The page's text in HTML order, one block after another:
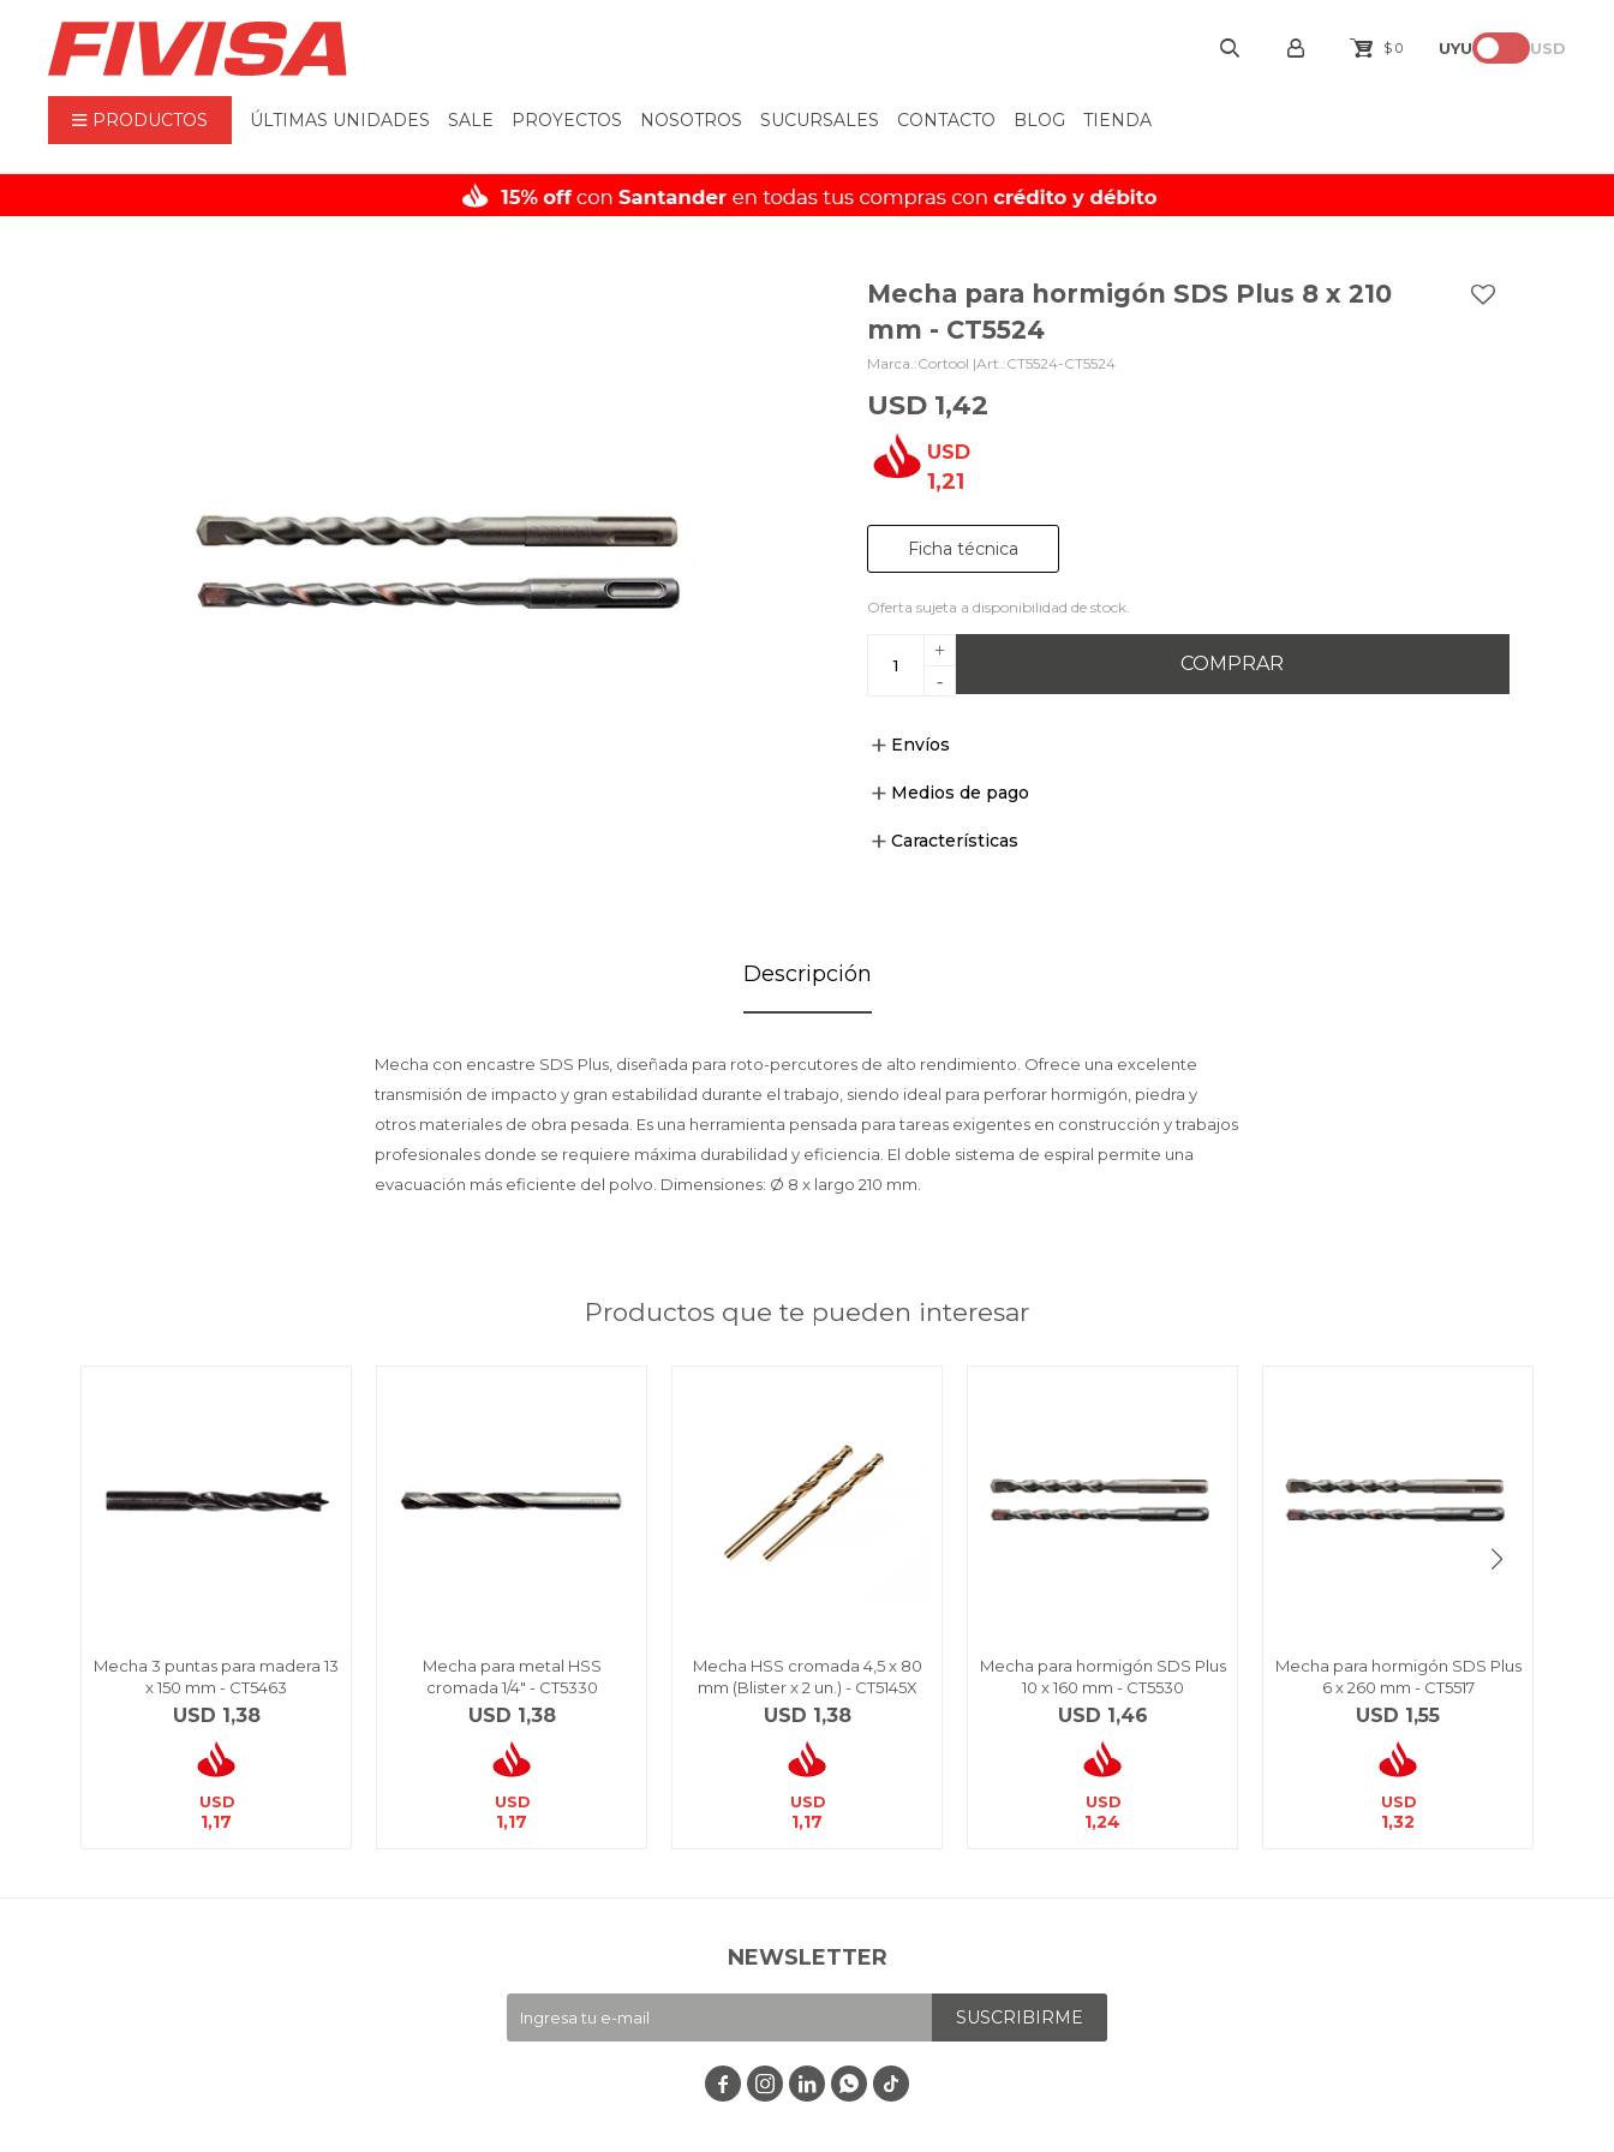
PRODUCTOS ÚLTIMAS UNIDADES SALE PROYECTOS NOSOTROS SUCURSALES CONTACTO BLOG TIENDA
$ 0 UYU USD
Mecha para hormigón SDS Plus 8 x 210
mm - CT5524
Cortool | CT5524-CT5524
USD 1,42
USD
1,21
Ficha técnica
Oferta sujeta a disponibilidad de stock.
+
-
COMPRAR
Envíos
Medios de pago
Características
Descripción
Mecha con encastre SDS Plus, diseñada para roto-percutores de alto rendimiento. Ofrece una excelente
transmisión de impacto y gran estabilidad durante el trabajo, siendo ideal para perforar hormigón, piedra y
otros materiales de obra pesada. Es una herramienta pensada para tareas exigentes en construcción y trabajos
profesionales donde se requiere máxima durabilidad y eficiencia. El doble sistema de espiral permite una
evacuación más eficiente del polvo. Dimensiones: Ø 8 x largo 210 mm.
Productos que te pueden interesar
Mecha 3 puntas para madera 13
x 150 mm - CT5463
USD 1,38
USD
1,17
Mecha para metal HSS
cromada 1/4" - CT5330
USD 1,38
USD
1,17
Mecha HSS cromada 4,5 x 80
mm (Blister x 2 un.) - CT5145X
USD 1,38
USD
1,17
Mecha para hormigón SDS Plus
10 x 160 mm - CT5530
USD 1,46
USD
1,24
Mecha para hormigón SDS Plus
6 x 260 mm - CT5517
USD 1,55
USD
1,32
NEWSLETTER
SUSCRIBIRME
   